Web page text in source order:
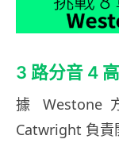
3 路分音 4
據 Westone
Catwright 負責